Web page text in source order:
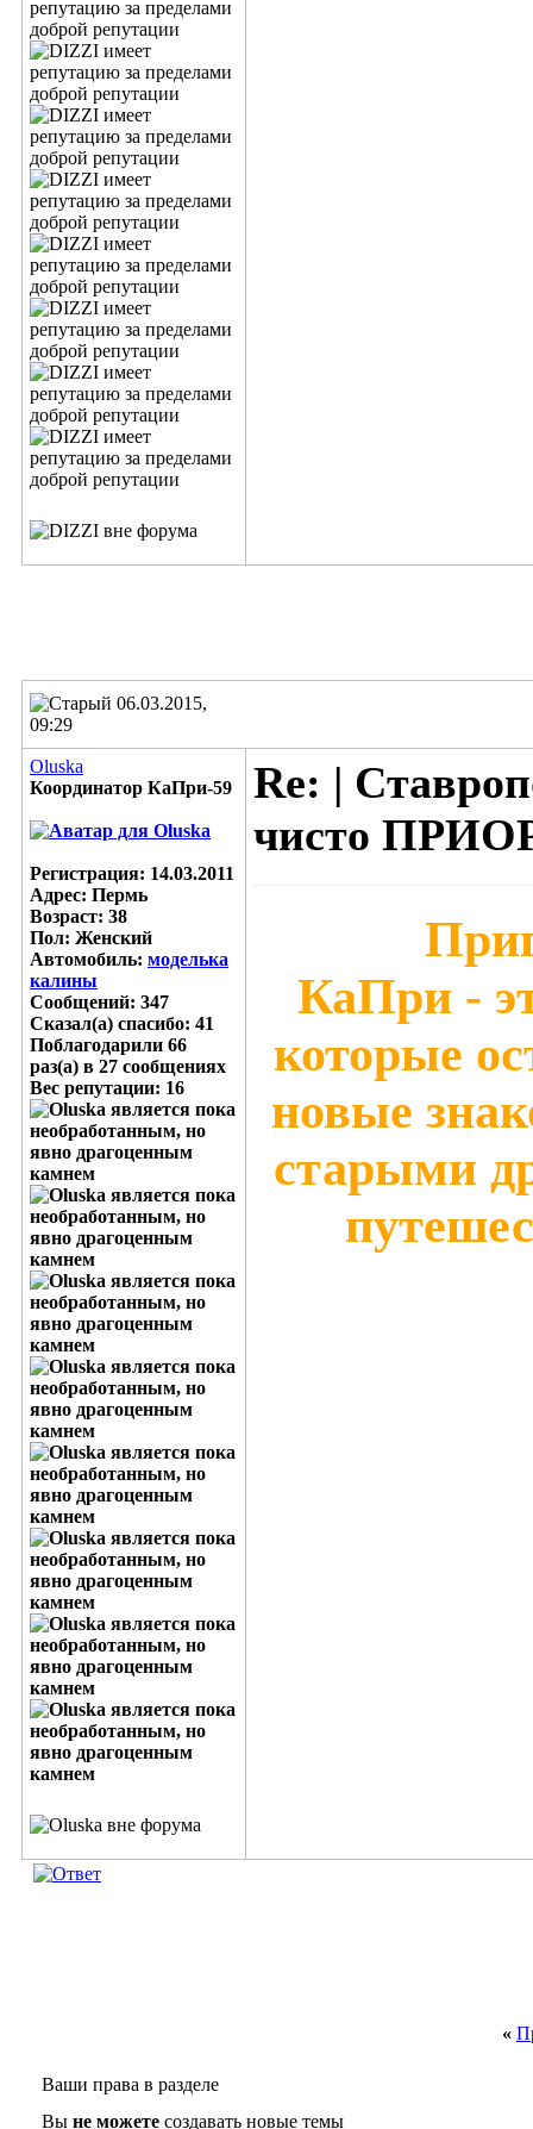
06.03.2015,
09:29
Oluska
Координатор КаПри-59
Регистрация: 14.03.2011
Адрес: Пермь
Возраст: 38
Пол: Женский
Автомобиль: моделька
калины
Сообщений: 347
Сказал(а) спасибо: 41
Поблагодарили 66
раз(а) в 27 сообщениях
Вес репутации: 16
Re: |
чисто
КаПри -
которые
новые
старыми
«
Ваши права в разделе
Вы не можете создавать новые темы